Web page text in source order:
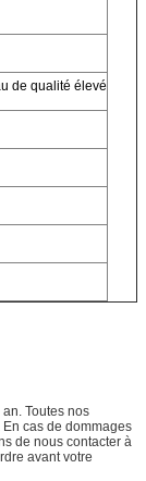
de qualité élevé
Toutes nos
cas de dommages
de nous contacter à
avant votre